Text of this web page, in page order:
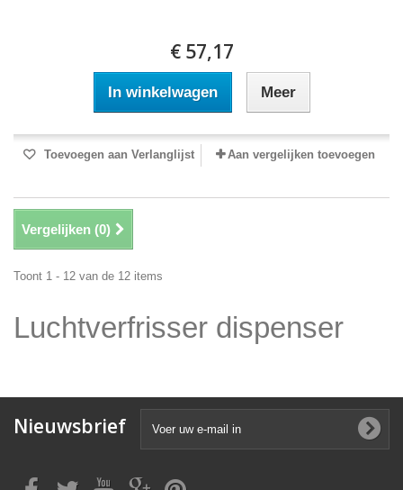
€ 57,17
In winkelwagen Meer
Toevoegen aan Verlanglijst Aan vergelijken toevoegen
Vergelijken (0)
Toont 1 - 12 van de 12 items
Luchtverfrisser dispenser
Nieuwsbrief